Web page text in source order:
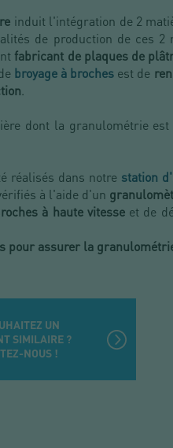
induit l'intégration de 2
de production de ces 2
fabricant de plaques de
broyage à broches est de
.
dont la granulométrie
réalisés dans notre station
à l'aide d'un
à haute vitesseet de
pour assurer la
UN
SIMILAIRE ?
NOUS !